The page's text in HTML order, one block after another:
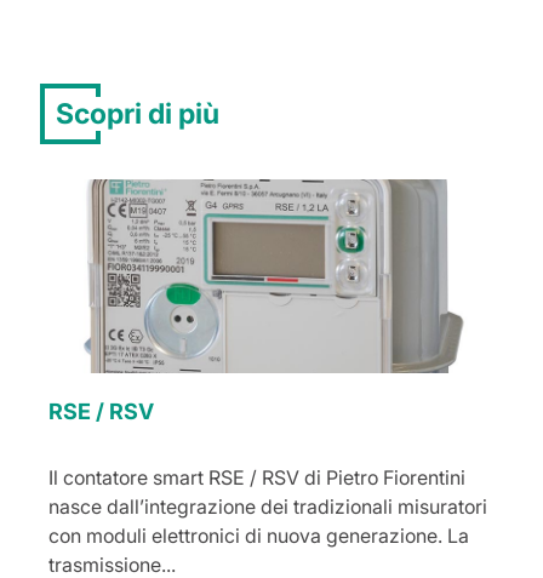
Scopri di più
RSE / RSV
Il contatore smart RSE / RSV di Pietro Fiorentini
nasce dall’integrazione dei tradizionali misuratori
con moduli elettronici di nuova generazione. La
trasmissione...